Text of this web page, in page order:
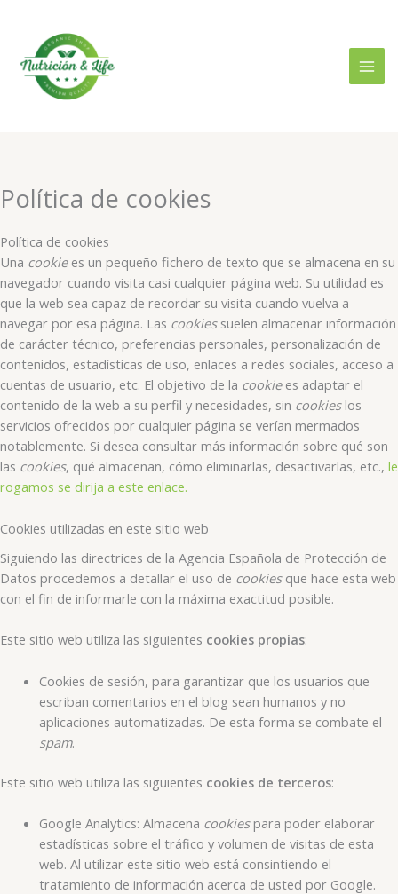
contenido
Política de cookies
Política de cookies
Una cookiees un pequeño fichero de texto que se almacena en su
navegador cuando visita casi cualquier página web. Su utilidad es
que la web sea capaz de recordar su visita cuando vuelva a
navegar por esa página. Las cookiessuelen almacenar información
de carácter técnico, preferencias personales, personalización de
contenidos, estadísticas de uso, enlaces a redes sociales, acceso a
cuentas de usuario, etc. El objetivo de la cookiees adaptar el
contenido de la web a su perfil y necesidades, sin cookieslos
servicios ofrecidos por cualquier página se verían mermados
notablemente. Si desea consultar más información sobre qué son
las cookies, qué almacenan, cómo eliminarlas, desactivarlas, etc., le
rogamos se dirija a este enlace.
Cookies utilizadas en este sitio web
Siguiendo las directrices de la Agencia Española de Protección de
Datos procedemos a detallar el uso de cookiesque hace esta web
con el fin de informarle con la máxima exactitud posible.
Este sitio web utiliza las siguientes cookies propias:
Cookies de sesión, para garantizar que los usuarios que
escriban comentarios en el blog sean humanos y no
aplicaciones automatizadas. De esta forma se combate el
spam.
Este sitio web utiliza las siguientes cookies de terceros:
Google Analytics: Almacena cookiespara poder elaborar
estadísticas sobre el tráfico y volumen de visitas de esta
web. Al utilizar este sitio web está consintiendo el
tratamiento de información acerca de usted por Google.